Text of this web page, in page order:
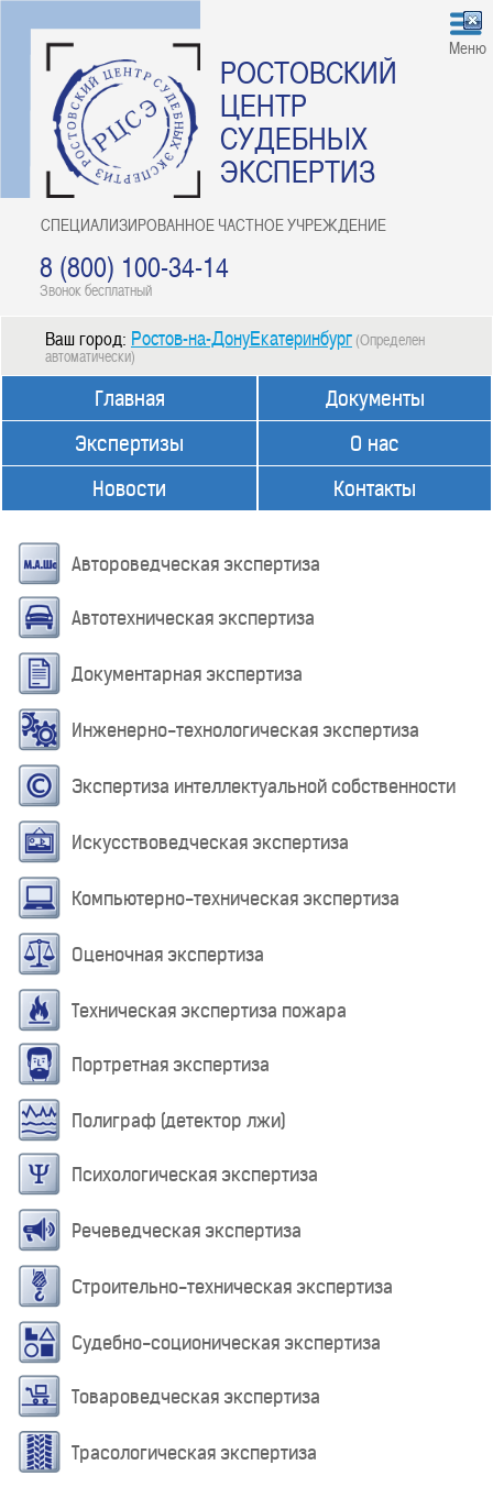
РОСТОВСКИЙ
ЦЕНТР
СУДЕБНЫХ
ЭКСПЕРТИЗ
СПЕЦИАЛИЗИРОВАННОЕ ЧАСТНОЕ УЧРЕЖДЕНИЕ
8 (800) 100-34-14
Звонок бесплатный
Меню
Ваш город: Ростов-на-ДонуЕкатеринбург (Определен
автоматически)
Главная
Экспертизы
Новости
Документы
О нас
Контакты
Автороведческая экспертиза
Автотехническая экспертиза
Документарная экспертиза
Инженерно-технологическая экспертиза
Экспертиза интеллектуальной собственности
Искусствоведческая экспертиза
Компьютерно-техническая экспертиза
Оценочная экспертиза
Техническая экспертиза пожара
Портретная экспертиза
Полиграф (детектор лжи)
Психологическая экспертиза
Речеведческая экспертиза
Строительно-техническая экспертиза
Судебно-соционическая экспертиза
Товароведческая экспертиза
Трасологическая экспертиза